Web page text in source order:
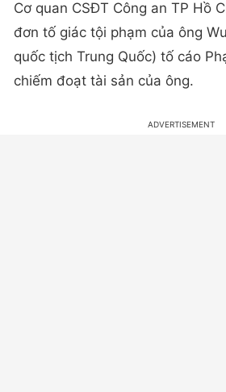
Cơ quan CSĐT Công an TP Hồ
đơn tố giác tội phạm của ông
quốc tịch Trung Quốc) tố cáo
chiếm đoạt tài sản của ông.